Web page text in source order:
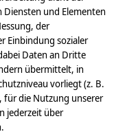
und Elementen
der
Einbindung sozialer
Daten an Dritte
übermittelt, in
vorliegt (z. B.
für die Nutzung unserer
jederzeit über